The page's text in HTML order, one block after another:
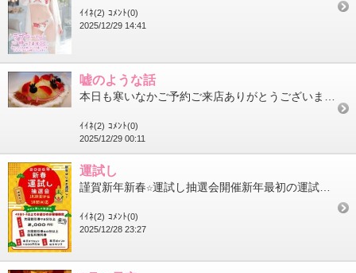
ｲｲﾈ(2) ｺﾒﾝﾄ(0)
2025/12/29 14:41
嘘のような話
ｲｲﾈ(2) ｺﾒﾝﾄ(0)
2025/12/29 00:11
運試し
ｲｲﾈ(2) ｺﾒﾝﾄ(0)
2025/12/28 23:27